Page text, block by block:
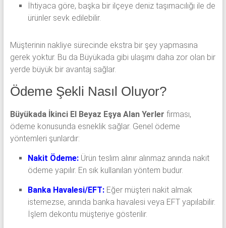
İhtiyaca göre, başka bir ilçeye deniz taşımacılığı ile de
ürünler sevk edilebilir.
Müşterinin nakliye sürecinde ekstra bir şey yapmasına
gerek yoktur. Bu da Büyükada gibi ulaşımı daha zor olan bir
yerde büyük bir avantaj sağlar.
Ödeme Şekli Nasıl Oluyor?
Büyükada İkinci El Beyaz Eşya Alan Yerler firması,
ödeme konusunda esneklik sağlar. Genel ödeme
yöntemleri şunlardır:
Nakit Ödeme:Ürün teslim alınır alınmaz anında nakit
ödeme yapılır. En sık kullanılan yöntem budur.
Banka Havalesi/EFT: Eğer müşteri nakit almak
istemezse, anında banka havalesi veya EFT yapılabilir.
İşlem dekontu müşteriye gösterilir.